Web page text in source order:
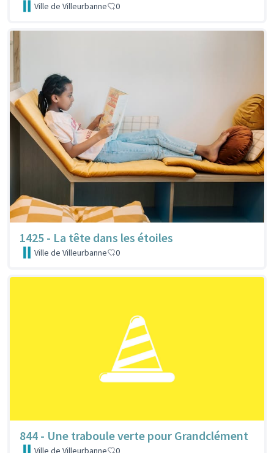
Ville de Villeurbanne 0
1425 - La tête dans les étoiles
Ville de Villeurbanne 0
844 - Une traboule verte pour Grandclément
Ville de Villeurbanne 0